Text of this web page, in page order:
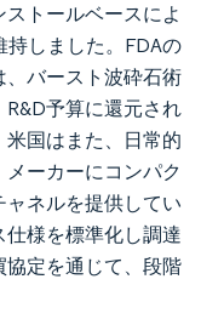
トールベースによ
持しました。FDAの
バースト波砕石術
予算に還元され
国はまた、日常的
ーカーにコンパク
ャネルを提供してい
仕様を標準化し調達
定を通じて、段階